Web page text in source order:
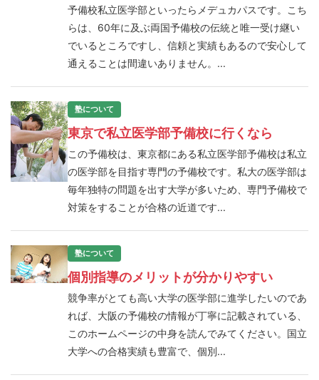
予備校私立医学部といったらメデュカパスです。こち
らは、60年に及ぶ両国予備校の伝統と唯一受け継い
でいるところですし、信頼と実績もあるので安心して
通えることは間違いありません。...
塾について
東京で私立医学部予備校に行くなら
この予備校は、東京都にある私立医学部予備校は私立
の医学部を目指す専門の予備校です。私大の医学部は
毎年独特の問題を出す大学が多いため、専門予備校で
対策をすることが合格の近道です...
塾について
個別指導のメリットが分かりやすい
競争率がとても高い大学の医学部に進学したいのであ
れば、大阪の予備校の情報が丁寧に記載されている、
このホームページの中身を読んでみてください。国立
大学への合格実績も豊富で、個別...